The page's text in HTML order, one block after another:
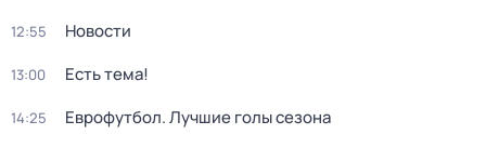
12:55 Новости
13:00 Есть тема!
14:25 Еврофутбол. Лучшие голы сезона